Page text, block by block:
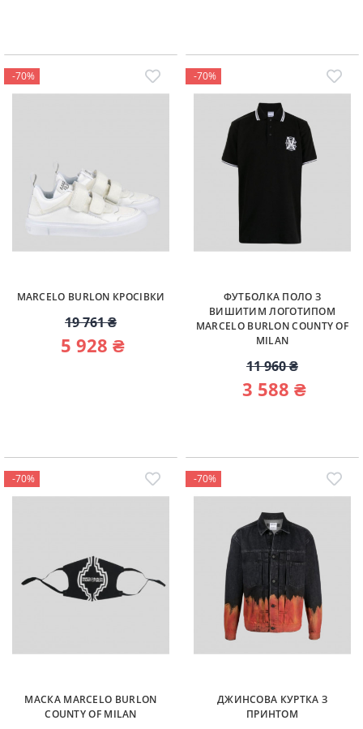
-70%
MARCELO BURLON КРОСІВКИ
19 761 ₴
5 928 ₴
-70%
ФУТБОЛКА ПОЛО З
ВИШИТИМ ЛОГОТИПОМ
MARCELO BURLON COUNTY OF
MILAN
11 960 ₴
3 588 ₴
-70%
МАСКА MARCELO BURLON
COUNTY OF MILAN
-70%
ДЖИНСОВА КУРТКА З
ПРИНТОМ